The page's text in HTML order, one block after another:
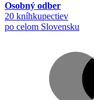
Osobný odber
20 kníhkupectiev
po celom Slovensku